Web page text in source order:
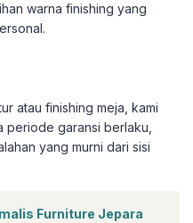
warna finishing yang
atau finishing meja, kami
periode garansi berlaku,
yang murni dari sisi
Furniture Jepara